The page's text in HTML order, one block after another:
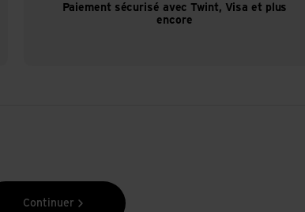
Paiement sécurisé avec Twint, Visa et plus
encore
Continuer